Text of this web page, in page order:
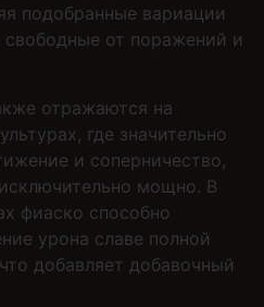
подобранные вариации
от поражений и
отражаются на
где значительно
и соперничество,
мощно. В
фиаско способно
урона славе полной
добавляет добавочный